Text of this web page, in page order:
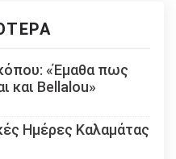
«Έμαθα πως
και Bellalou»
Ημέρες Καλαμάτας